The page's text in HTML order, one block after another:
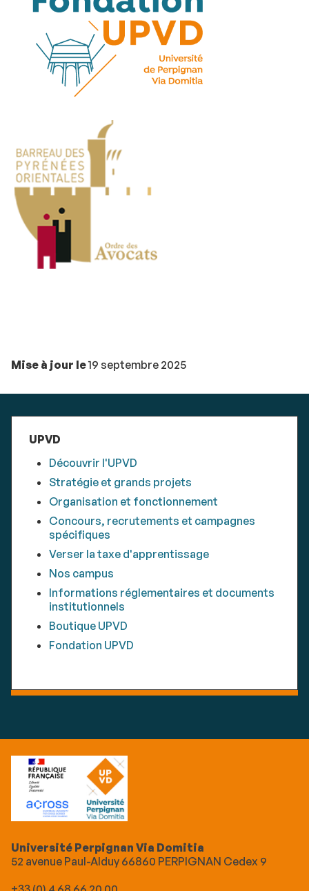
Mise à jour le19 septembre 2025
UPVD
Découvrir l'UPVD
Stratégie et grands projets
Organisation et fonctionnement
Concours, recrutements et campagnes
spécifiques
Verser la taxe d'apprentissage
Nos campus
Informations réglementaires et documents
institutionnels
Boutique UPVD
Fondation UPVD
Université Perpignan Via Domitia
52 avenue Paul-Alduy 66860 PERPIGNAN Cedex 9